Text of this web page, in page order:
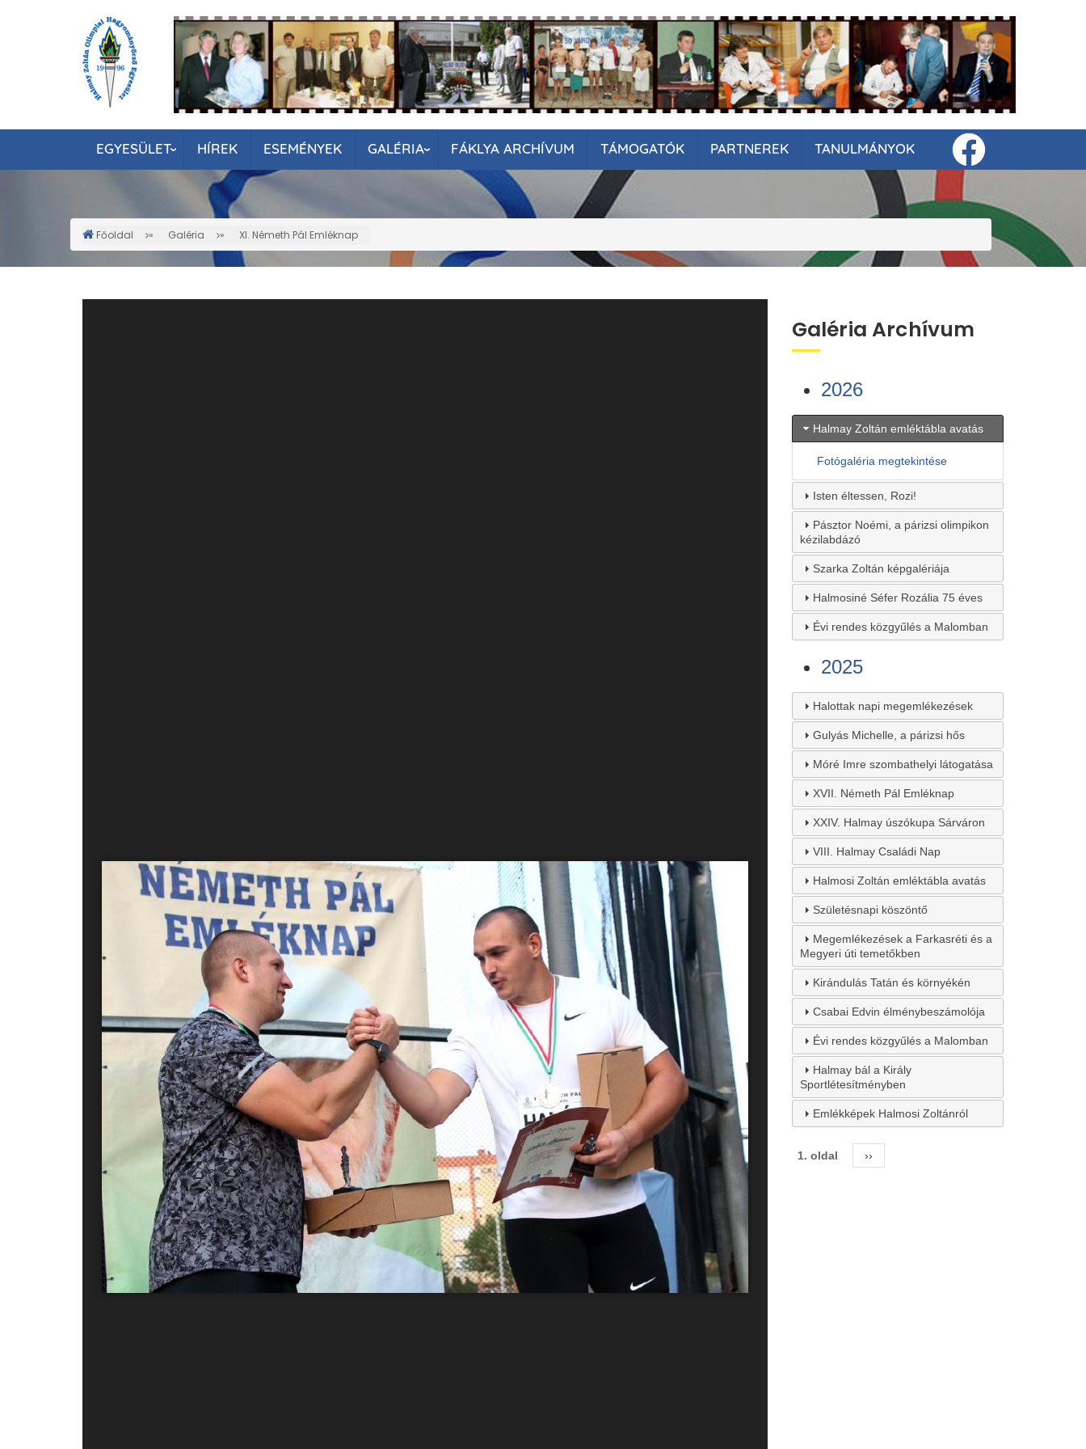
EGYESÜLET HÍREK ESEMÉNYEK GALÉRIA FÁKLYA ARCHÍVUM TÁMOGATÓK PARTNEREK TANULMÁNYOK
Morzsa
Főoldal Galéria XI. Németh Pál Emléknap
Galéria Archívum
2026
Halmay Zoltán emléktábla avatás
Fotógaléria megtekintése
Isten éltessen, Rozi!
Pásztor Noémi, a párizsi olimpikon
kézilabdázó
Szarka Zoltán képgalériája
Halmosiné Séfer Rozália 75 éves
Évi rendes közgyűlés a Malomban
2025
Halottak napi megemlékezések
Gulyás Michelle, a párizsi hős
Móré Imre szombathelyi látogatása
XVII. Németh Pál Emléknap
XXIV. Halmay úszókupa Sárváron
VIII. Halmay Családi Nap
Halmosi Zoltán emléktábla avatás
Születésnapi köszöntő
Megemlékezések a Farkasréti és a
Megyeri úti temetőkben
Kirándulás Tatán és környékén
Csabai Edvin élménybeszámolója
Évi rendes közgyűlés a Malomban
Halmay bál a Király
Sportlétesítményben
Emlékképek Halmosi Zoltánról
Oldalszámozás
1. oldal
Következő
oldal
››